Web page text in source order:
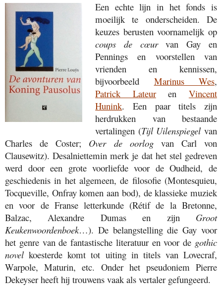
Een echte lijn in het fonds is
moeilijk te onderscheiden. De
keuzes berusten voornamelijk op
coups de cœurvan Gay en
Pennings en voorstellen van
vrienden en kennissen,
bijvoorbeeld Marinus Wes,
Patrick Lateuren Vincent
Hunink. Een paar titels zijn
herdrukken van bestaande
vertalingen (Tijl Uilenspiegel van
Charles de Coster; Over de oorlogvan Carl von
Clausewitz). Desalniettemin merk je dat het stel gedreven
werd door een grote voorliefde voor de Oudheid, de
geschiedenis in het algemeen, de filosofie (Montesquieu,
Tocqueville, Onfray komen aan bod), de klassieke muziek
en voor de Franse letterkunde (Rétif de la Bretonne,
Balzac, Alexandre Dumas en zijn Groot
Keukenwoordenboek…). De belangstelling die Gay voor
het genre van de fantastische literatuur en voor de gothic
novelkoesterde komt tot uiting in titels van Lovecraf,
Warpole, Maturin, etc. Onder het pseudoniem Pierre
Dekeyser heeft hij trouwens vaak als vertaler gefungeerd.